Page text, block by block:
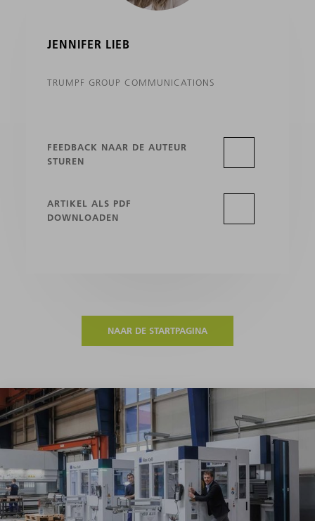
JENNIFER LIEB
TRUMPF GROUP COMMUNICATIONS
FEEDBACK NAAR DE AUTEUR
STUREN
ARTIKEL ALS PDF
DOWNLOADEN
NAAR DE STARTPAGINA